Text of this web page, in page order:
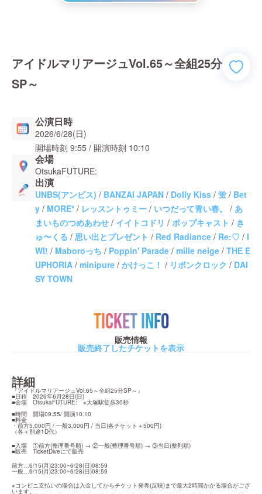
アイドルマリアージュVol.65～全組25分
SP～
公演日時
2026/6/28(日)
開場時刻 9:55 / 開演時刻 10:10
会場
OtsukaFUTURE:
出演
UNBS(アンビス) / BANZAI JAPAN / Dolly Kiss / 蛍 / Bet
y / MORE* / レッスントゥミー / いつだって青い春。 / あ
まいものつめあわせ / イイトコドリ / ポップキャスト / き
ゅ〜くる / 思い出とプレゼント / Red Radiance / Re:♡ / I
WI! / Maboroっち / Poppin' Parade / mille neige / THE E
UPHORIA / minipure / かけっこ！ / リボンクロック / DAI
SY TOWN
TICKET INFO
販売情報
販売終了したチケットを表示
詳細
『アイドルマリアージュVol.65～全組25分SP～』
■日程　2026年6月28日(日)
■会場　OtsukaFUTURE:　※大塚駅徒歩30秒
■時間　開場09:55/ 開演10:10
■料金
・前方5,000円 / 一般3,000円 / 当日(各チケット＋500円)
（各＋別途1D代）
■入場　①前方(整理番号順) → ②一般(整理番号順) → ③当日(整列順)
■販売　TicketDiveにて販売
前方…6/15(月)23:00~6/28(日)08:59
一般…6/15(月)23:00~6/28(日)08:59
※コンビニ支払いの場合は入金してからチケット発券(反映)まで最大2時間かかる場合がござ
います。